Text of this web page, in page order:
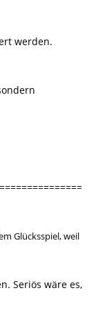
werden.
Glücksspiel, weil
Seriös wäre es,